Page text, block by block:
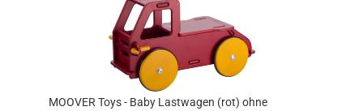
MOOVER Toys - Baby Lastwagen (rot) ohne